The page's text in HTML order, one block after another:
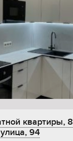
квартиры,
94